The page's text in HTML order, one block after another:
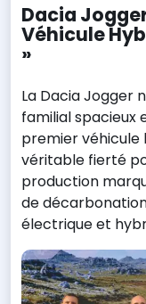
Dacia
Véhicule
»
La Dacia Jogger
familial spacieux
premier véhicule
véritable fierté
production
de
électrique et